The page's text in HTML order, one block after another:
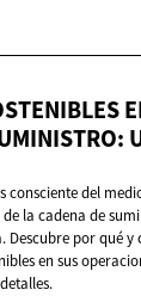
consciente del
la cadena de
por qué y
en sus